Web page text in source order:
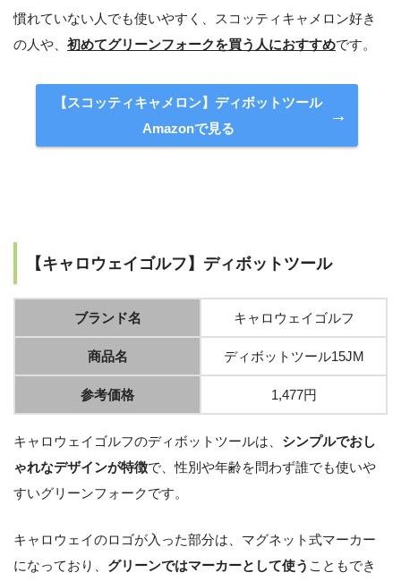
慣れていない人でも使いやすく、スコッティキャメロン好き
の人や、 初めてグリーンフォークを買う人におすすめです。
【スコッティキャメロン】ディボットツール
Amazonで見る
【キャロウェイゴルフ】ディボットツール
ブランド名 キャロウェイゴルフ
商品名 ディボットツール15JM
参考価格 1,477円
キャロウェイゴルフのディボットツールは、 シンプルでおし
ゃれなデザインが特徴で、性別や年齢を問わず誰でも使いや
すいグリーンフォークです。
キャロウェイのロゴが入った部分は、マグネット式マーカー
になっており、 グリーンではマーカーとして使う こともでき